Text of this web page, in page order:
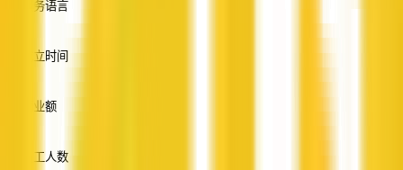
服务语言
成立时间
营业额
员工人数